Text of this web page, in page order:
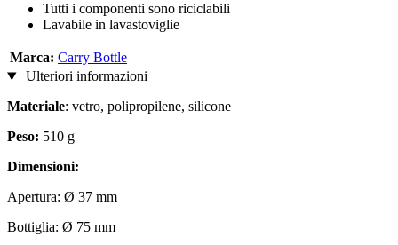
Tutti i componenti sono riciclabili
Lavabile in lavastoviglie
Marca: Carry Bottle
Ulteriori informazioni
Materiale: vetro, polipropilene, silicone
Peso: 510 g
Dimensioni:
Apertura: Ø 37 mm
Bottiglia: Ø 75 mm